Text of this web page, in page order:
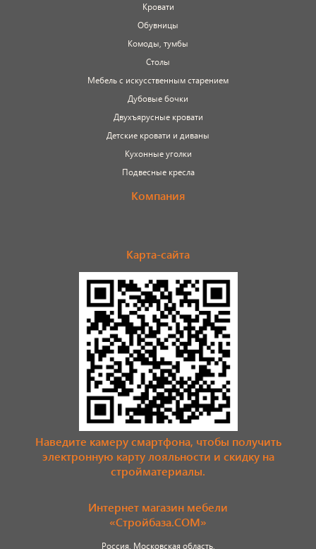
Кровати
Обувницы
Комоды, тумбы
Столы
Мебель с искусственным старением
Дубовые бочки
Двухъярусные кровати
Детские кровати и диваны
Кухонные уголки
Подвесные кресла
Компания
Карта-сайта
Наведите камеру смартфона, чтобы получить
электронную карту лояльности и скидку на
стройматериалы.
Интернет магазин мебели
«Стройбаза.COM»
Россия, Московская область,